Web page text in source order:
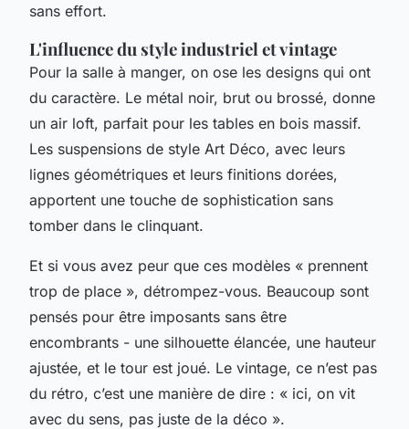
sans effort.
L'influence du style industriel et vintage
Pour la salle à manger, on ose les designs qui ont
du caractère. Le métal noir, brut ou brossé, donne
un air loft, parfait pour les tables en bois massif.
Les suspensions de style Art Déco, avec leurs
lignes géométriques et leurs finitions dorées,
apportent une touche de sophistication sans
tomber dans le clinquant.
Et si vous avez peur que ces modèles « prennent
trop de place », détrompez-vous. Beaucoup sont
pensés pour être imposants sans être
encombrants - une silhouette élancée, une hauteur
ajustée, et le tour est joué. Le vintage, ce n’est pas
du rétro, c’est une manière de dire : « ici, on vit
avec du sens, pas juste de la déco ».